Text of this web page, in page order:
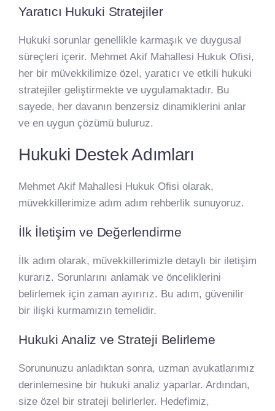
Yaratıcı Hukuki Stratejiler
Hukuki sorunlar genellikle karmaşık ve duygusal
süreçleri içerir. Mehmet Akif Mahallesi Hukuk Ofisi,
her bir müvekkilimize özel, yaratıcı ve etkili hukuki
stratejiler geliştirmekte ve uygulamaktadır. Bu
sayede, her davanın benzersiz dinamiklerini anlar
ve en uygun çözümü buluruz.
Hukuki Destek Adımları
Mehmet Akif Mahallesi Hukuk Ofisi olarak,
müvekkillerimize adım adım rehberlik sunuyoruz.
İlk İletişim ve Değerlendirme
İlk adım olarak, müvekkillerimizle detaylı bir iletişim
kurarız. Sorunlarını anlamak ve önceliklerini
belirlemek için zaman ayırırız. Bu adım, güvenilir
bir ilişki kurmamızın temelidir.
Hukuki Analiz ve Strateji Belirleme
Sorununuzu anladıktan sonra, uzman avukatlarımız
derinlemesine bir hukuki analiz yaparlar. Ardından,
size özel bir strateji belirlerler. Hedefimiz,